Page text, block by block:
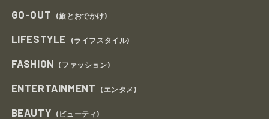
GO-OUT (旅とおでかけ)
LIFESTYLE (ライフスタイル)
FASHION (ファッション)
ENTERTAINMENT (エンタメ)
BEAUTY (ビューティ)